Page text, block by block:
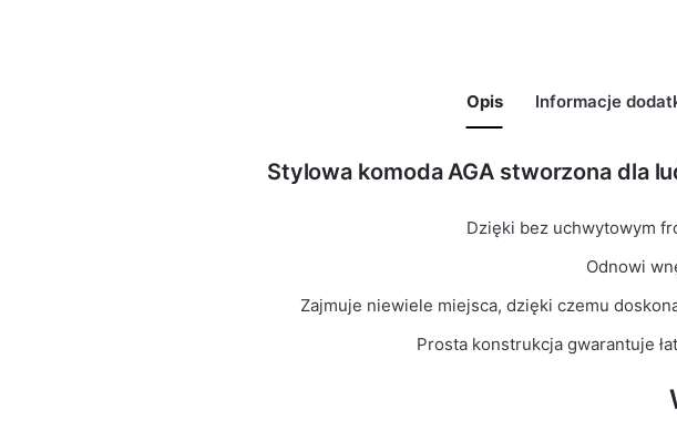
Opis Informacje
Stylowa komoda AGA stworzona dla
Dzięki bez uchwytowym
Odnowi
Zajmuje niewiele miejsca, dzięki czemu
Prosta konstrukcja gwarantuje
Wotan
🙁 Nie ma jeszcze opinii o tym produkcie..
Only logged in customers who have purchased this product may leave a review.